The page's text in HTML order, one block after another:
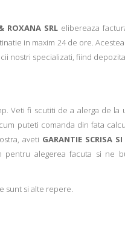
ROXANA SRLelibereaza
in maxim 24 de ore.
nostri specializati, fiind
Veti fi scutiti de a alerga de la
puteti comanda din fata
aveti GARANTIE SCRISA
pentru alegerea facuta si ne
sunt si alte repere.